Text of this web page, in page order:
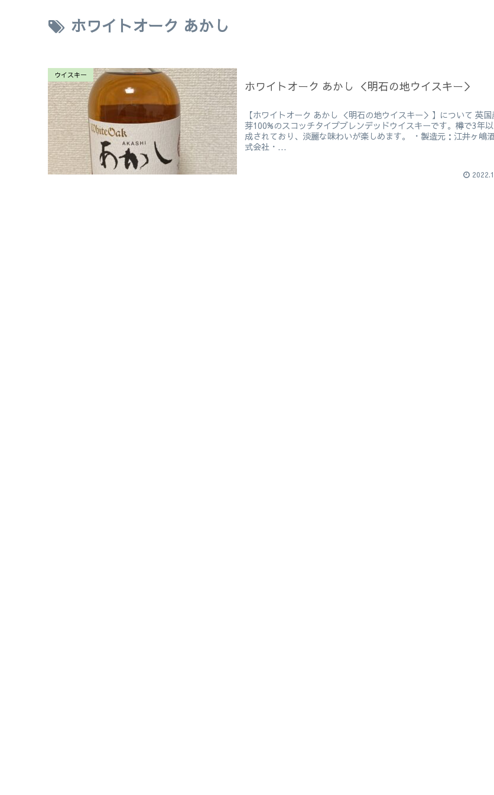
ホワイトオーク あかし
ウイスキー
ホワイトオーク あかし ＜明石の地ウイスキー＞
【ホワイトオーク あかし ＜明石の地ウイスキー＞】について 英国
芽100%のスコッチタイプブレンデッドウイスキーです。樽で3年
成されており、淡麗な味わいが楽しめます。 ・製造元：江井ヶ嶋
式会社・...